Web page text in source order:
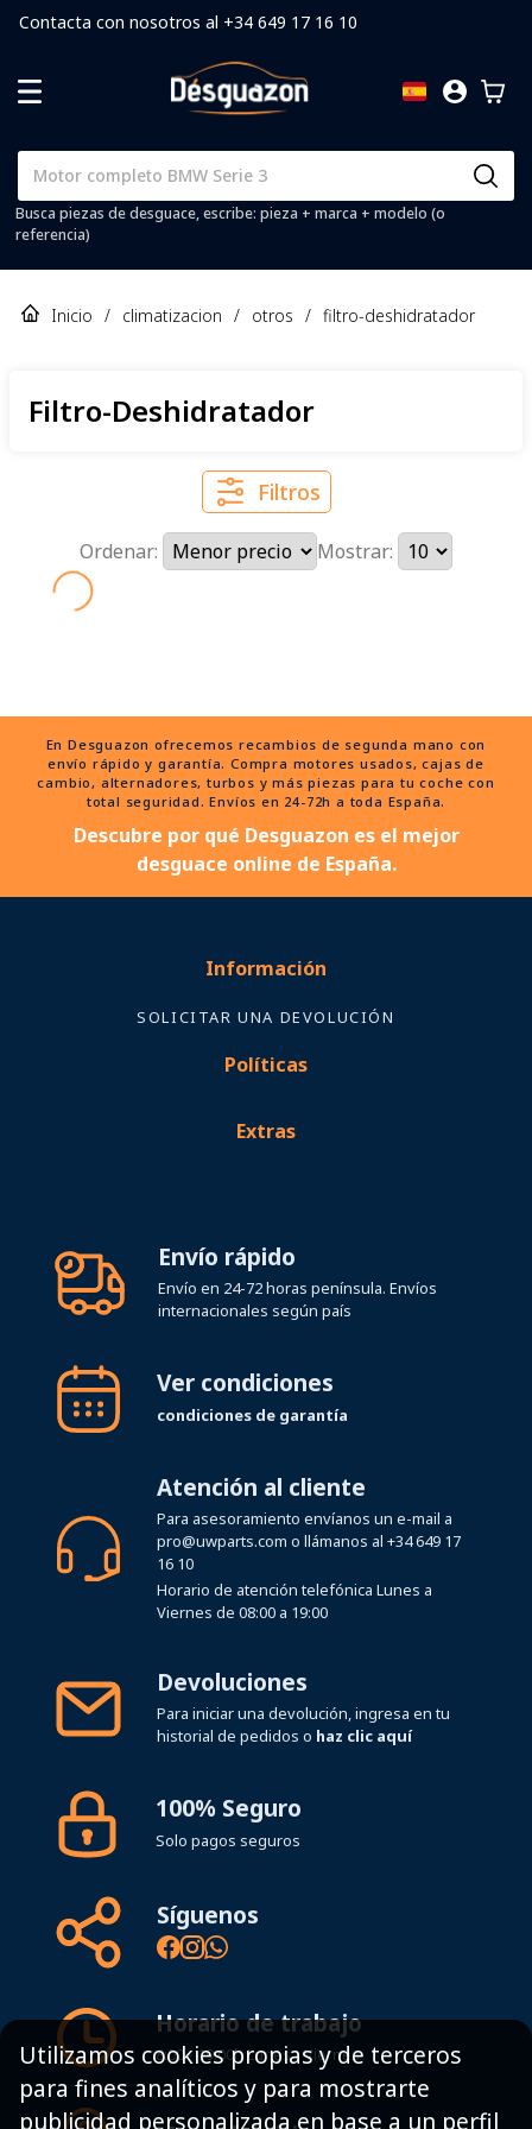
Contacta con nosotros al +34 649 17 16 10
Busca piezas de desguace, escribe: pieza + marca + modelo (o
referencia)
Inicio / climatizacion / otros / filtro-deshidratador
Filtro-Deshidratador
Filtros
Ordenar: Mostrar:
En Desguazon ofrecemos recambios de segunda mano con
envío rápido y garantía. Compra motores usados, cajas de
cambio, alternadores, turbos y más piezas para tu coche con
total seguridad. Envíos en 24-72h a toda España.
Descubre por qué Desguazon es el mejor
desguace online de España.
Información
SOLICITAR UNA DEVOLUCIÓN
Políticas
Extras
Envío rápido
Envío en 24-72 horas península. Envíos
internacionales según país
Ver condiciones
condiciones de garantía
Atención al cliente
Para asesoramiento envíanos un e-mail a
pro@uwparts.com o llámanos al +34 649 17
16 10
Horario de atención telefónica Lunes a
Viernes de 08:00 a 19:00
Devoluciones
Para iniciar una devolución, ingresa en tu
historial de pedidos o haz clic aquí
100% Seguro
Solo pagos seguros
Síguenos
Horario de trabajo
8:00 - 19:00h Lunes - Viernes
Utilizamos cookies propias y de terceros
para fines analíticos y para mostrarte
publicidad personalizada en base a un perfil